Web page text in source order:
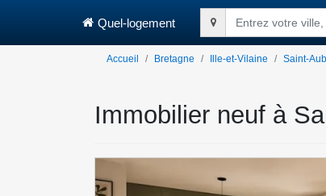
Quel-logement Entrez votre
Accueil Bretagne Ille-et-Vilaine Saint-
Immobilier neuf à